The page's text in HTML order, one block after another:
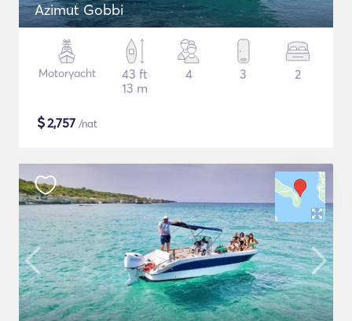
Azimut Gobbi
Motoryacht
43 ft
13 m
4 3 2
$2,757 /nat